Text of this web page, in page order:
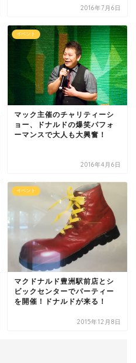
2016年7月6日
イベント
マック主催のチャリティーシ
ョー、ドナルドの爆笑パフォ
ーマンスで大人も大興奮！
2016年4月6日
イベント
マクドナルド豊洲駅前店とシ
ビックセンターでパーティー
を開催！ドナルドが来る！
2015年12月8日